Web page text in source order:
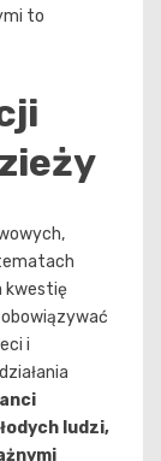
to
kwestię
i
ludzi,